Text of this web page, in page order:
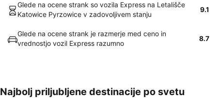
Glede na ocene strank so vozila Express na Letališče
Katowice Pyrzowice v zadovoljivem stanju
9.1
Glede na ocene strank je razmerje med ceno in
vrednostjo vozil Express razumno
8.7
Najbolj priljubljene destinacije po svetu